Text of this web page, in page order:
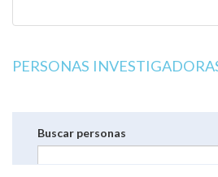
PERSONAS
Buscar personas